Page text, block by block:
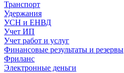
Транспорт
Удержания
УСН и ЕНВД
Учет ИП
Учет работ и услуг
Финансовые результаты и резервы
Фриланс
Электронные деньги